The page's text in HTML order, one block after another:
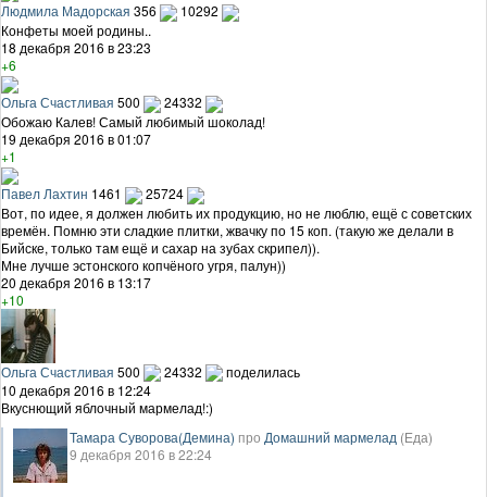
Людмила Мадорская 356
10292
Конфеты моей родины..
18 декабря 2016 в 23:23
+6
Ольга Счастливая 500
24332
Обожаю Калев! Самый любимый шоколад!
19 декабря 2016 в 01:07
+1
Павел Лахтин 1461
25724
Вот, по идее, я должен любить их продукцию, но не люблю, ещё с советских
времён. Помню эти сладкие плитки, жвачку по 15 коп. (такую же делали в
Бийске, только там ещё и сахар на зубах скрипел)).
Мне лучше эстонского копчёного угря, палун))
20 декабря 2016 в 13:17
+10
Ольга Счастливая 500 24332
поделилась
10 декабря 2016 в 12:24
Вкуснющий яблочный мармелад!:)
Тамара Суворова(Демина) про Домашний мармелад (Еда)
9 декабря 2016 в 22:24